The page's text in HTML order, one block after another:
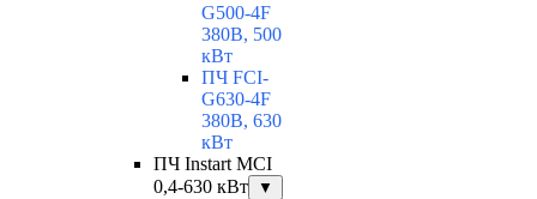
G500-4F
380В, 500
кВт
ПЧ FCI-
G630-4F
380В, 630
кВт
ПЧ Instart MCI
0,4-630 кВт
▼